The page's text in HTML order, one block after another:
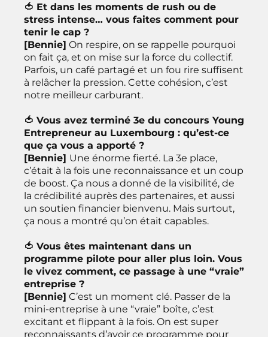
🍅 Et dans les moments de rush ou de
stress intense… vous faites comment pour
tenir le cap ?
[Bennie] On respire, on se rappelle pourquoi
on fait ça, et on mise sur la force du collectif.
Parfois, un café partagé et un fou rire suffisent
à relâcher la pression. Cette cohésion, c’est
notre meilleur carburant.
🍅 Vous avez terminé 3e du concours Young
Entrepreneur au Luxembourg : qu’est-ce
que ça vous a apporté ?
[Bennie] Une énorme fierté. La 3e place,
c’était à la fois une reconnaissance et un coup
de boost. Ça nous a donné de la visibilité, de
la crédibilité auprès des partenaires, et aussi
un soutien financier bienvenu. Mais surtout,
ça nous a montré qu’on était capables.
🍅 Vous êtes maintenant dans un
programme pilote pour aller plus loin. Vous
le vivez comment, ce passage à une “vraie”
entreprise ?
[Bennie] C’est un moment clé. Passer de la
mini-entreprise à une “vraie” boîte, c’est
excitant et flippant à la fois. On est super
reconnaissants d’avoir ce programme pour